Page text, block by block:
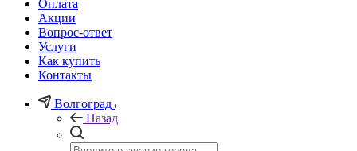
Оплата
Акции
Вопрос-ответ
Услуги
Как купить
Контакты
Волгоград
Назад